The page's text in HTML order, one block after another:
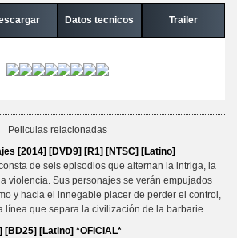
Datos tecnicos Trailer
Peliculas relacionadas
[2014] [DVD9] [R1] [NTSC] [Latino]
de seis episodios que alternan la intriga, la
violencia. Sus personajes se verán empujados
y hacia el innegable placer de perder el control,
línea que separa la civilización de la barbarie.
[BD25] [Latino] *OFICIAL*